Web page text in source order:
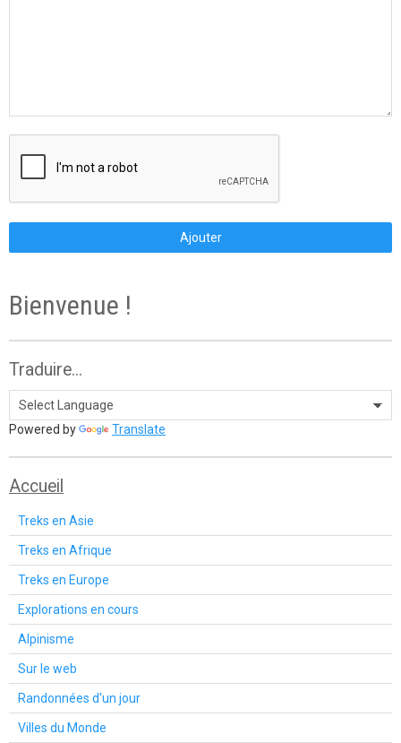
Ajouter
Bienvenue !
Traduire...
Powered by Translate
Accueil
Treks en Asie
Treks en Afrique
Treks en Europe
Explorations en cours
Alpinisme
Sur le web
Randonnées d'un jour
Villes du Monde